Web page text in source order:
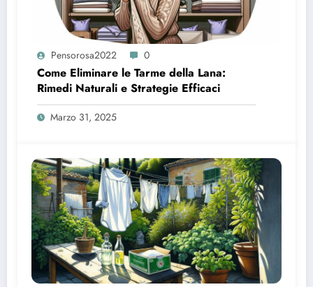
Pensorosa2022 0
Come Eliminare le Tarme della Lana:
Rimedi Naturali e Strategie Efficaci
Marzo 31, 2025